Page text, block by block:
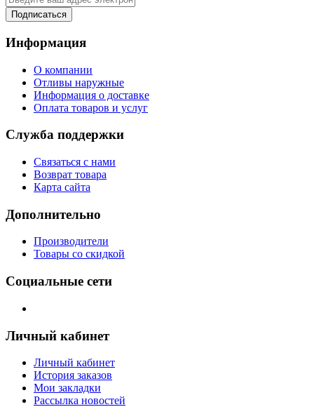
Подписаться
Информация
О компании
Отливы наружные
Информация о доставке
Оплата товаров и услуг
Служба поддержки
Связаться с нами
Возврат товара
Карта сайта
Дополнительно
Производители
Товары со скидкой
Социальные сети
Личный кабинет
Личный кабинет
История заказов
Мои закладки
Рассылка новостей